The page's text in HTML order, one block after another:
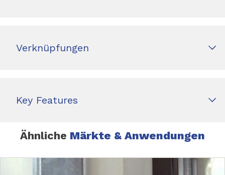
Verknüpfungen
Key Features
Ähnliche Märkte & Anwendungen